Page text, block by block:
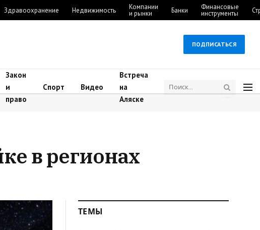
Здравоохранение Недвижимость Компании
и рынки Банки Финансовые
инструменты
ПОДПИСАТЬСЯ
Закон
и
право
Спорт Видео
Встреча
на
Аляске
в регионах
ТЕМЫ